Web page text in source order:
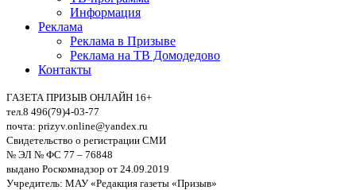
Информация
Реклама
Реклама в Призыве
Реклама на ТВ Домодедово
Контакты
ГАЗЕТА ПРИЗЫВ ОНЛАЙН 16+
тел.8 496(79)4-03-77
почта: prizyv.online@yandex.ru
Свидетельство о регистрации СМИ
№ ЭЛ № ФС 77 – 76848
выдано Роскомнадзор от 24.09.2019
Учредитель: МАУ «Редакция газеты «Призыв»